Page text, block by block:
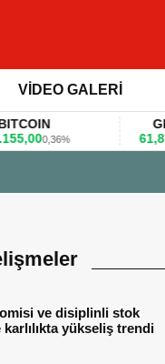
VİDEO GALERİ
0,36%
GBP/
61,8741
Firmalar gıda
ve disiplinli stok
yükseliş trendi